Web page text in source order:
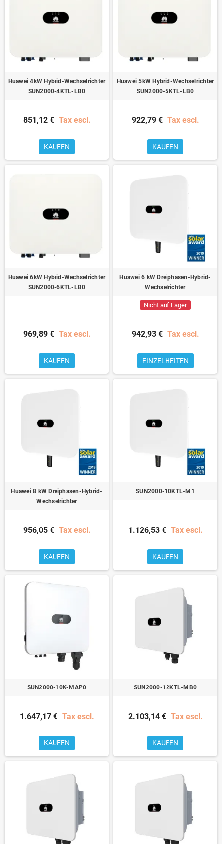
Huawei 4kW Hybrid-Wechselrichter
SUN2000-4KTL-LB0
851,12 € Tax escl.
KAUFEN
Huawei 5kW Hybrid-Wechselrichter
SUN2000-5KTL-LB0
922,79 € Tax escl.
KAUFEN
Huawei 6kW Hybrid-Wechselrichter
SUN2000-6KTL-LB0
969,89 € Tax escl.
KAUFEN
Huawei 6 kW Dreiphasen-Hybrid-
Wechselrichter
Nicht auf Lager
942,93 € Tax escl.
EINZELHEITEN
Huawei 8 kW Dreiphasen-Hybrid-
Wechselrichter
956,05 € Tax escl.
KAUFEN
SUN2000-10KTL-M1
1.126,53 € Tax escl.
KAUFEN
SUN2000-10K-MAP0
1.647,17 € Tax escl.
KAUFEN
SUN2000-12KTL-MB0
2.103,14 € Tax escl.
KAUFEN